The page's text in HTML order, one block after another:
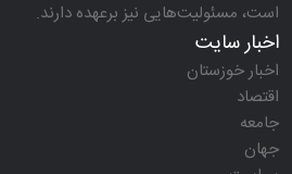
است، مسئولیت‌هایی نیز برعهده دارند.
اخبار سایت
اخبار خوزستان
اقتصاد
جامعه
جهان